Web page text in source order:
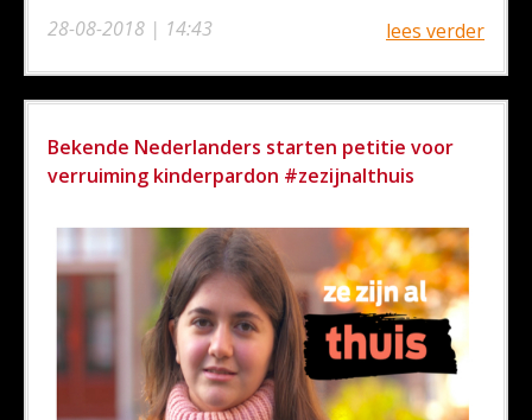
28-08-2018 | 14:43
lees verder
Bekende Nederlanders starten petitie voor
verruiming kinderpardon #zezijnalthuis